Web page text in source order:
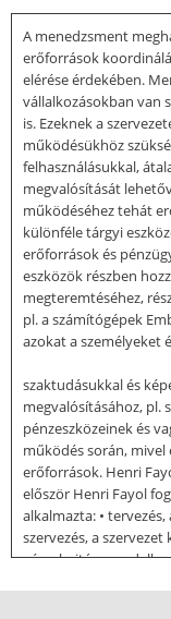
A menedzsment
erőforrások
elérése érdekében.
vállalkozásokban van
is. Ezeknek a
működésükhöz
felhasználásukkal,
megvalósítását
működéséhez tehát
különféle tárgyi
erőforrások és
eszközök részben
megteremtéséhez,
pl. a számítógépek
azokat a személyeket
szaktudásukkal és
megvalósításához, pl.
pénzeszközeinek és
működés során,
erőforrások. Henri
először Henri Fayol
alkalmazta: •
szervezés, a
végrehajtása